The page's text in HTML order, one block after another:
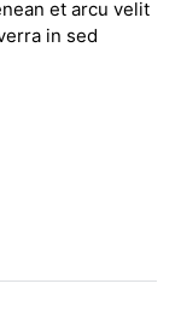
et arcu velit
in sed